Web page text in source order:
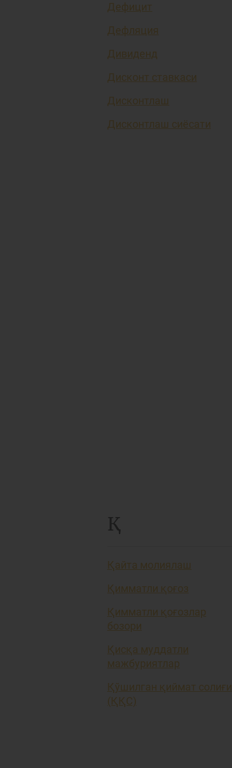
Дефицит
Дефляция
Дивиденд
Дисконт ставкаси
Дисконтлаш
Дисконтлаш сиёсати
Қ
Қайта молиялаш
Қимматли қоғоз
Қимматли қоғозлар
бозори
Қисқа муддатли
мажбуриятлар
Қўшилган қиймат солиғи
(ҚҚС)